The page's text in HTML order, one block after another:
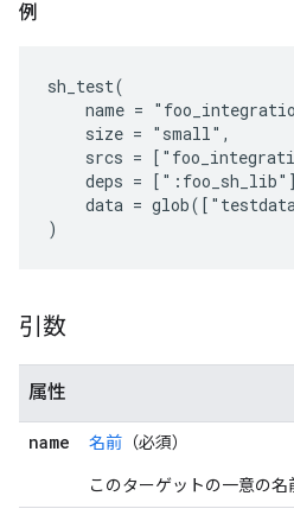
例
sh_test(
name =
    size = "small",
srcs =
deps =
data =
引数
属性
name 名前 （必須）
このターゲットの一意の名